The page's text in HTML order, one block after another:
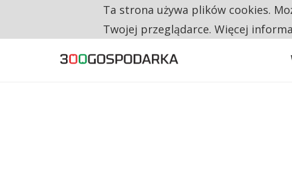
CO TRZECIĄ ZŁOTÓWKĘ Z EMERYTURY
Ta strona używa plików cookies.
Twojej przeglądarce. Więcej